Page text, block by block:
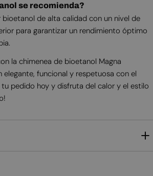
se recomienda?
de alta calidad con un nivel de
para garantizar un rendimiento óptimo
la chimenea de bioetanol Magna
elegante, funcional y respetuosa con el
tu pedido hoy y disfruta del calor y el estilo